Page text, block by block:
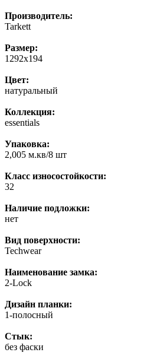
Производитель:
Tarkett
Размер:
1292x194
Цвет:
натуральный
Коллекция:
essentials
Упаковка:
2,005 м.кв/8 шт
Класс износостойкости:
32
Наличие подложки:
нет
Вид поверхности:
Techwear
Наименование замка:
2-Lock
Дизайн планки:
1-полосный
Стык:
без фаски